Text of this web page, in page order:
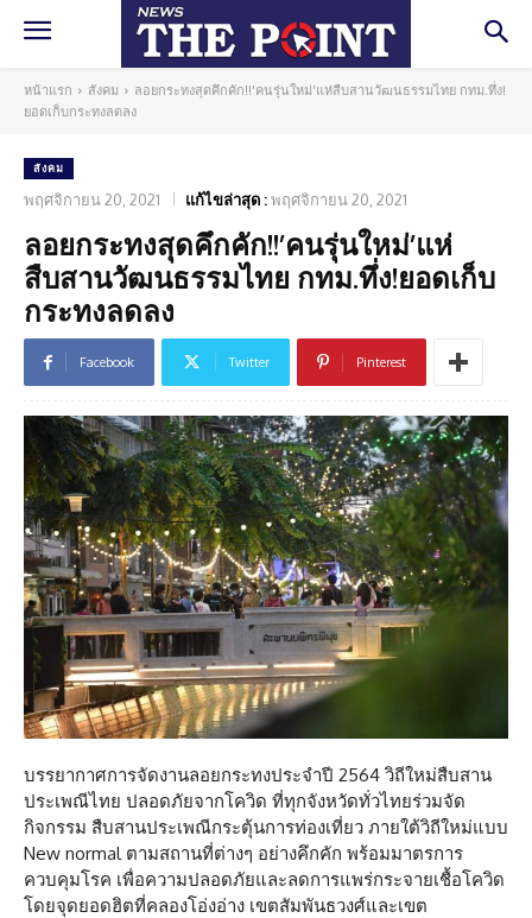
หน้าแรก สังคม
ลอยกระทงสุดคึกคัก!!'คนรุ่นใหม่'แห่สืบสานวัฒนธรรมไทย กทม.ทึ่ง!
ยอดเก็บกระทงลดลง
สังคม
พฤศจิกายน 20, 2021 แก้ไขล่าสุด :พฤศจิกายน 20, 2021
ลอยกระทงสุดคึกคัก!!’คนรุ่นใหม่’แห่
สืบสานวัฒนธรรมไทย กทม.ทึ่ง!ยอดเก็บ
กระทงลดลง
Facebook Twitter Pinterest
บรรยากาศการจัดงานลอยกระทงประจำปี 2564 วิถีใหม่สืบสาน
ประเพณีไทย ปลอดภัยจากโควิด ที่ทุกจังหวัดทั่วไทยร่วมจัด
กิจกรรม สืบสานประเพณีกระตุ้นการท่องเที่ยว ภายใต้วิถีใหม่แบบ
New normal ตามสถานที่ต่างๆ อย่างคึกคัก พร้อมมาตรการ
ควบคุมโรค เพื่อความปลอดภัยและลดการแพร่กระจายเชื้อโควิด
โดยจุดยอดฮิตที่คลองโอ่งอ่าง เขตสัมพันธวงศ์และเขต